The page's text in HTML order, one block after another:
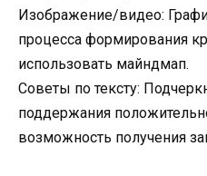
Изображение/видео:
процесса формирования
использовать майндмап.
Советы по тексту:
поддержания
возможность получения